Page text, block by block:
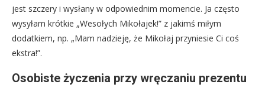
jest szczery i wysłany w odpowiednim momencie. Ja często
wysyłam krótkie „Wesołych Mikołajek!” z jakimś miłym
dodatkiem, np. „Mam nadzieję, że Mikołaj przyniesie Ci coś
ekstra!”.
Osobiste życzenia przy wręczaniu prezentu